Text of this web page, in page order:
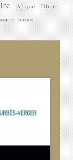
Afrique Ethnie
océans